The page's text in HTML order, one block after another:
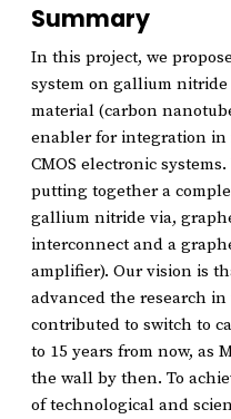
Summary
In this project, we
system on gallium
material (carbon
enabler for integration in
CMOS electronic
putting together a
gallium nitride via,
interconnect and a
amplifier). Our vision is
advanced the research
contributed to switch to
to 15 years from now, as
the wall by then. To
of technological and